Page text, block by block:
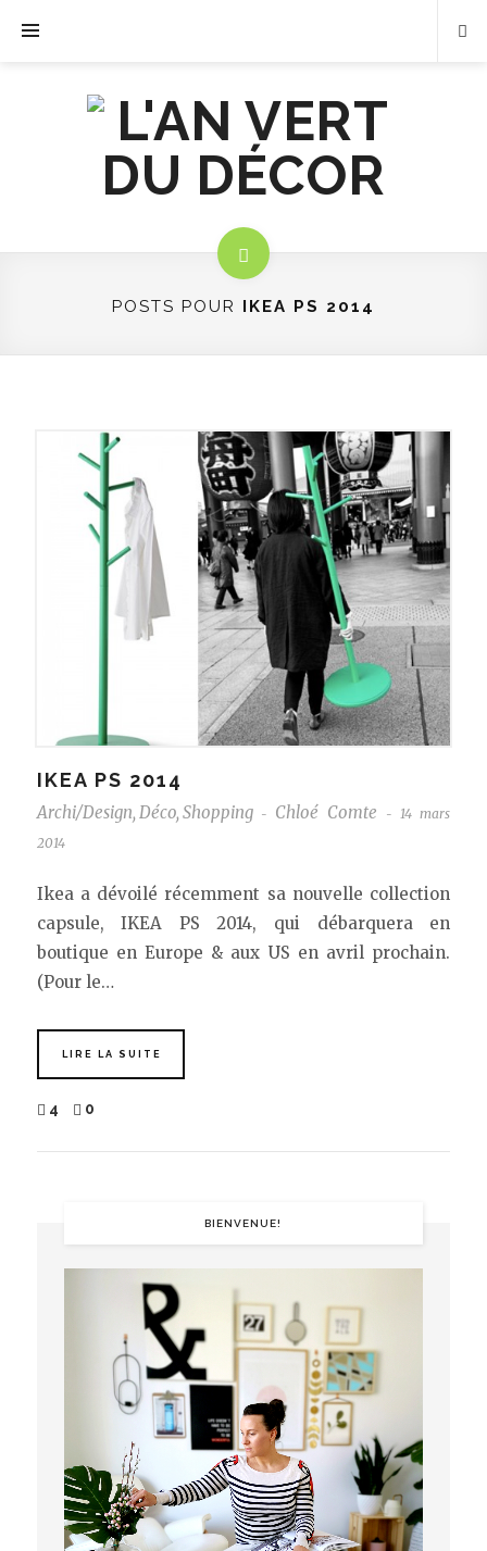
POSTS POUR IKEA PS 2014
IKEA PS 2014
Archi/Design, Déco, Shopping - Chloé Comte -
14 mars
2014
Ikea a dévoilé récemment sa nouvelle collection
capsule, IKEA PS 2014, qui débarquera en
boutique en Europe & aux US en avril prochain.
(Pour le…
LIRE LA SUITE
4 0
BIENVENUE!